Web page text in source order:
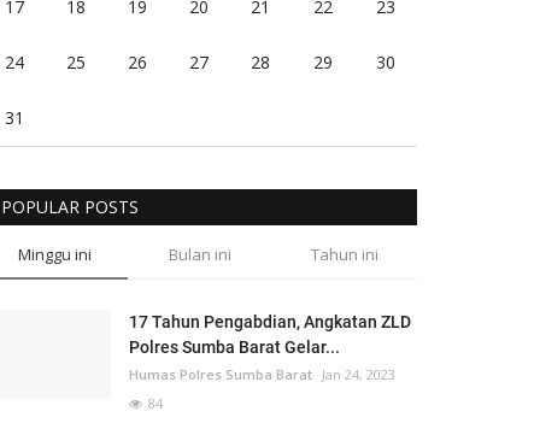
17 18 19 20 21 22 23
24 25 26 27 28 29 30
31
POPULAR POSTS
Minggu ini Bulan ini Tahun ini
17 Tahun Pengabdian, Angkatan ZLD
Polres Sumba Barat Gelar...
Humas Polres Sumba Barat Jan 24, 2023
84